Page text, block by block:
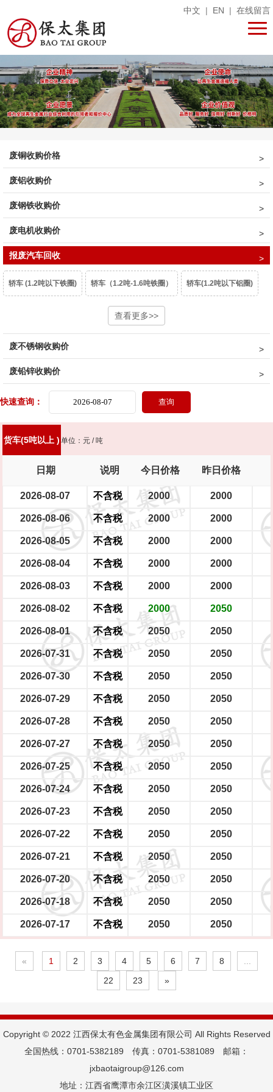
中文 | EN | 在线留言
废铜收购价格
废铝收购价
废钢铁收购价
废电机收购价
报废汽车回收
轿车 (1.2吨以下铁圈) 轿车（1.2吨-1.6吨铁圈） 轿车(1.2吨以下铝圈)
豪华轿车（1.6吨以上铝圈）
面包车(铝圈) 皮卡车(铁圈)
柴油皮卡车（铝圈）
货车(8吨以上)(集装箱、自卸车减50元/吨) 中巴、校巴
新能源轿车（铝圈） 新能源轿车（铁圈）
大型电瓶车 小型电瓶车
查看更多>>
废不锈钢收购价
废铅锌收购价
快速查询：
货车(5吨以上 ) 单位：元 / 吨
日期 说明 今日价格 昨日价格
2026-08-07 不含税 2000 2000
2026-08-06 不含税 2000 2000
2026-08-05 不含税 2000 2000
2026-08-04 不含税 2000 2000
2026-08-03 不含税 2000 2000
2026-08-02 不含税 2000 2050
2026-08-01 不含税 2050 2050
2026-07-31 不含税 2050 2050
2026-07-30 不含税 2050 2050
2026-07-29 不含税 2050 2050
2026-07-28 不含税 2050 2050
2026-07-27 不含税 2050 2050
2026-07-25 不含税 2050 2050
2026-07-24 不含税 2050 2050
2026-07-23 不含税 2050 2050
2026-07-22 不含税 2050 2050
2026-07-21 不含税 2050 2050
2026-07-20 不含税 2050 2050
2026-07-18 不含税 2050 2050
2026-07-17 不含税 2050 2050
« 1 2 3 4 5 6 7 8
22
23 »
Copyright © 2022 江西保太有色金属集团有限公司 All Rights Reserved
全国热线：0701-5382189 传真：0701-5381089 邮箱：
jxbaotaigroup@126.com
地址：江西省鹰潭市余江区潢溪镇工业区